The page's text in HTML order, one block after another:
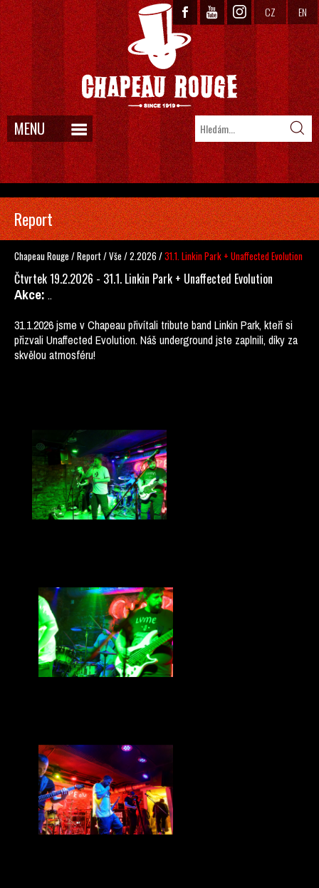
CZ EN
MENU
Report
Chapeau Rouge /Report/Vše /2.2026 /31.1. Linkin Park + Unaffected Evolution
Čtvrtek 19.2.2026 - 31.1. Linkin Park + Unaffected Evolution
Akce: ..
31.1.2026 jsme v Chapeau přivítali tribute band Linkin Park, kteří si
přizvali Unaffected Evolution. Náš underground jste zaplnili, díky za
skvělou atmosféru!